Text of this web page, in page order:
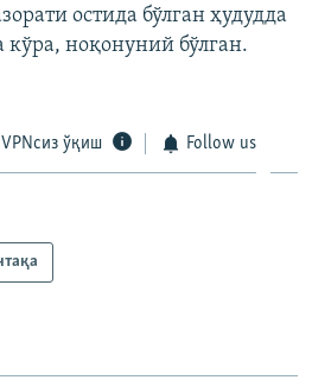
остида бўлган ҳудудда
ноқонуний бўлган.
VPNсиз ўқиш Follow us